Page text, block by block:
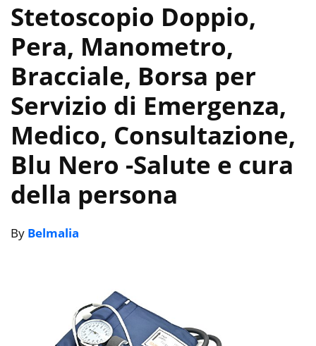
Stetoscopio Doppio,
Pera, Manometro,
Bracciale, Borsa per
Servizio di Emergenza,
Medico, Consultazione,
Blu Nero -Salute e cura
della persona
By Belmalia